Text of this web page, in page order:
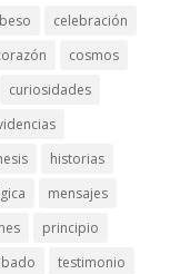
beso
celebración
cosmos
curiosidades
historias
mensajes
principio
testimonio